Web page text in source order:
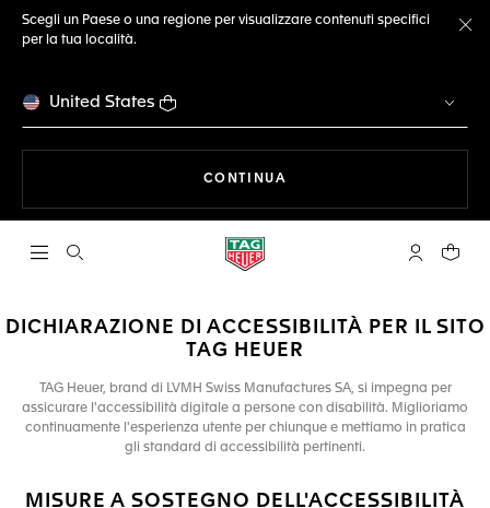
Scegli un Paese o una regione per visualizzare contenuti specifici
per la tua località.
United States
CONTINUA
Apri la ricerca L'account
Il tuo
DICHIARAZIONE DI ACCESSIBILITÀ PER IL SITO
TAG HEUER
TAG Heuer, brand di LVMH Swiss Manufactures SA, si impegna per
assicurare l'accessibilità digitale a persone con disabilità. Miglioriamo
continuamente l'esperienza utente per chiunque e mettiamo in pratica
gli standard di accessibilità pertinenti.
MISURE A SOSTEGNO DELL'ACCESSIBILITÀ